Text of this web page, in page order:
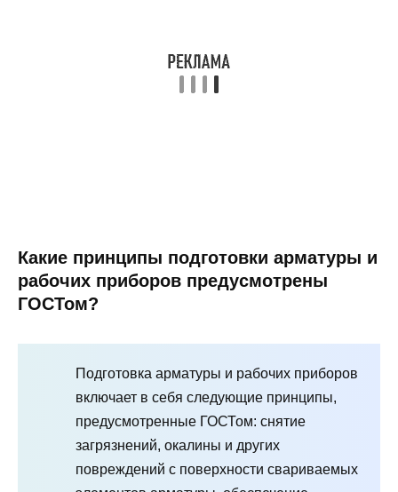
Какие принципы подготовки арматуры и
рабочих приборов предусмотрены
ГОСТом?
Подготовка арматуры и рабочих приборов
включает в себя следующие принципы,
предусмотренные ГОСТом: снятие
загрязнений, окалины и других
повреждений с поверхности свариваемых